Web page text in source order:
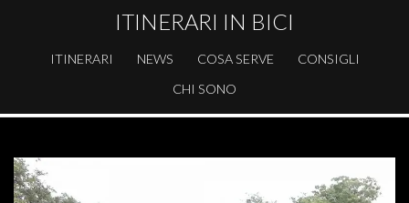
ITINERARI IN BICI
ITINERARI NEWS COSA SERVE
CONSIGLI
CHI SONO